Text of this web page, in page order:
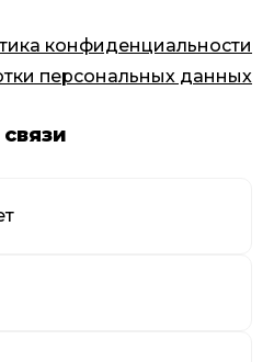
конфиденциальности
персональных данных